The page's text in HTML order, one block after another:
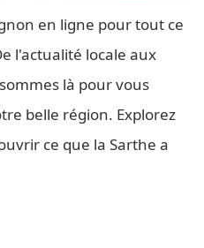
en ligne pour tout ce
l'actualité locale aux
là pour vous
belle région. Explorez
ce que la Sarthe a